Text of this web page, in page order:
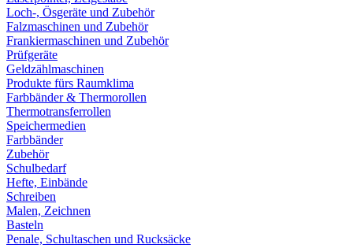
Loch-, Ösgeräte und Zubehör
Falzmaschinen und Zubehör
Frankiermaschinen und Zubehör
Prüfgeräte
Geldzählmaschinen
Produkte fürs Raumklima
Farbbänder & Thermorollen
Thermotransferrollen
Speichermedien
Farbbänder
Zubehör
Schulbedarf
Hefte, Einbände
Schreiben
Malen, Zeichnen
Basteln
Penale, Schultaschen und Rucksäcke